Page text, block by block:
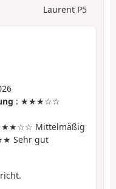
Laurent P5
: ★★★☆☆
Mittelmäßig
Sehr gut